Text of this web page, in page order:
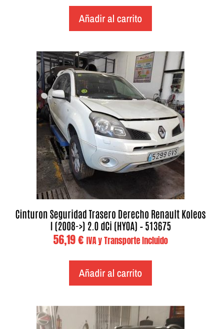
Añadir al carrito
Cinturon Seguridad Trasero Derecho Renault Koleos
I (2008->) 2.0 dCi (HY0A) – 513675
56,19€ IVA y Transporte Incluido
Añadir al carrito